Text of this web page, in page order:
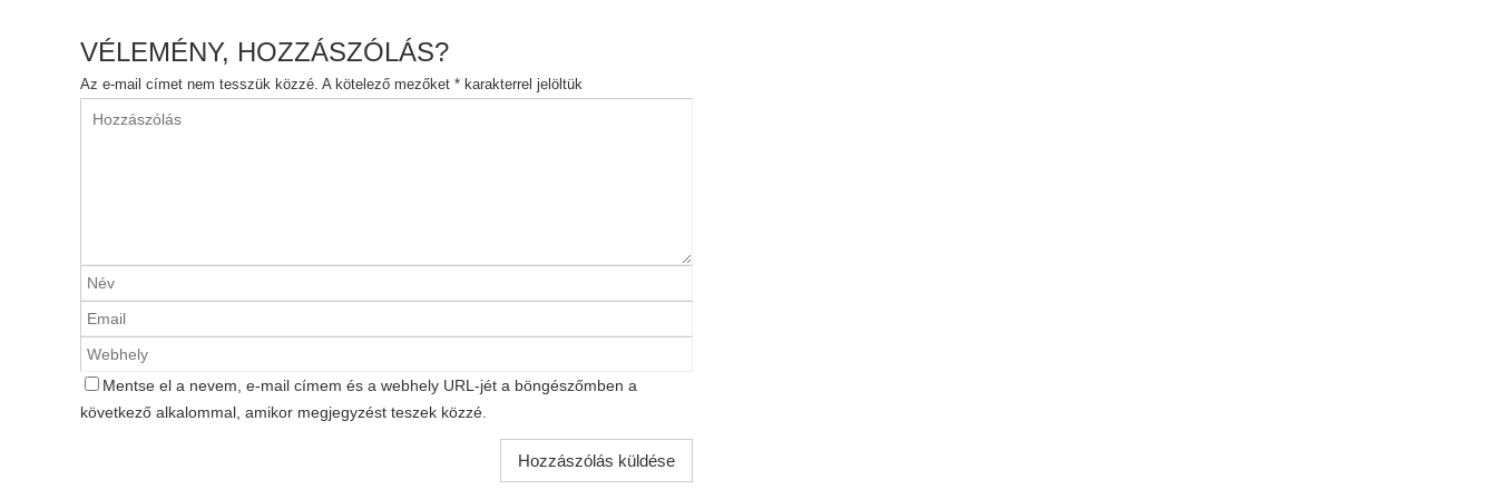
VÉLEMÉNY, HOZZÁSZÓLÁS?
Az e-mail címet nem tesszük közzé. A kötelező mezőket * karakterrel jelöltük
Mentse el a nevem, e-mail címem és a webhely URL-jét a böngészőmben a
következő alkalommal, amikor megjegyzést teszek közzé.